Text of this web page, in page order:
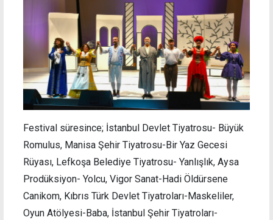
Festival süresince; İstanbul Devlet Tiyatrosu- Büyük
Romulus, Manisa Şehir Tiyatrosu-Bir Yaz Gecesi
Rüyası, Lefkoşa Belediye Tiyatrosu- Yanlışlık, Aysa
Prodüksiyon- Yolcu, Vigor Sanat-Hadi Öldürsene
Canikom, Kıbrıs Türk Devlet Tiyatroları-Maskeliler,
Oyun Atölyesi-Baba, İstanbul Şehir Tiyatroları-